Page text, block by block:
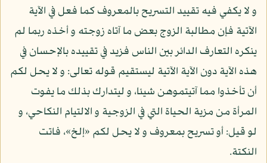
و لا يكفي فيه تقييد التسريح بالمعروف كما فعل في الآية
الآتية فإن مطالبة الزوج بعض ما آتاه زوجته و أخذه ربما لم
ينكره التعارف الدائر بين الناس فزيد في تقييده بالإحسان في
هذه الآية دون الآية الآتية ليستقيم قوله تعالى: و لا يحل لكم
أن تأخذوا مما آتيتموهن شيئا، و ليتدارك بذلك ما يفوت
المرأة من مزية الحياة التي في الزوجية و الالتيام النكاحي، و
لو قيل: أو تسريح بمعروف و لا يحل لكم «إلخ»، فاتت
النكتة.